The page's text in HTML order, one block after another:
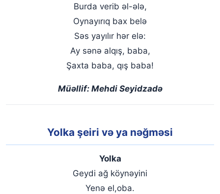
Burda verib əl-ələ,
Oynayırıq bax belə
Səs yayılır hər elə:
Ay sənə alqış, baba,
Şaxta baba, qış baba!
Müəllif: Mehdi Seyidzadə
Yolka şeiri və ya nəğməsi
Yolka
Geydi ağ köynəyini
Yenə el,oba.